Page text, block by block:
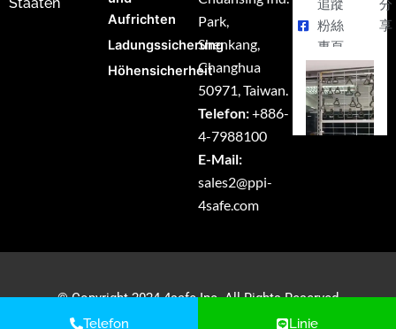
Staaten
Aufrichten
Ladungssicherung
Höhensicherheit
Park,
Shenkang,
Changhua
50971, Taiwan.
Telefon:+886-
4-7988100
E-Mail:
sales2@ppi-
4safe.com
追蹤
粉絲
專頁
分
享
© Copyright 2024 4safe Inc. All Rights Reserved
Telefon
Linie